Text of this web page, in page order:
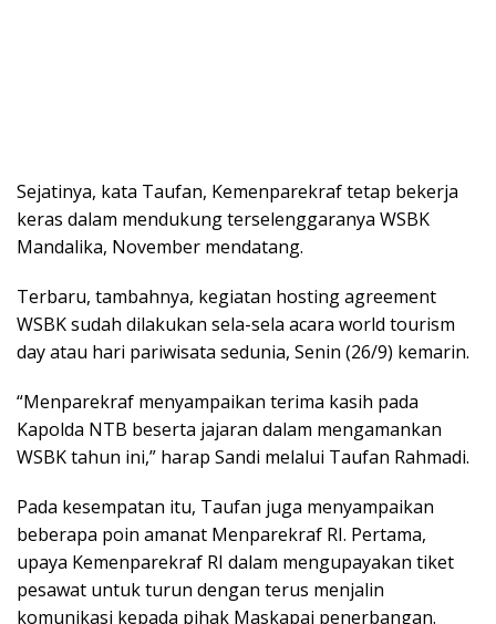
Sejatinya, kata Taufan, Kemenparekraf tetap bekerja
keras dalam mendukung terselenggaranya WSBK
Mandalika, November mendatang.
Terbaru, tambahnya, kegiatan hosting agreement
WSBK sudah dilakukan sela-sela acara world tourism
day atau hari pariwisata sedunia, Senin (26/9) kemarin.
“Menparekraf menyampaikan terima kasih pada
Kapolda NTB beserta jajaran dalam mengamankan
WSBK tahun ini,” harap Sandi melalui Taufan Rahmadi.
Pada kesempatan itu, Taufan juga menyampaikan
beberapa poin amanat Menparekraf RI. Pertama,
upaya Kemenparekraf RI dalam mengupayakan tiket
pesawat untuk turun dengan terus menjalin
komunikasi kepada pihak Maskapai penerbangan.